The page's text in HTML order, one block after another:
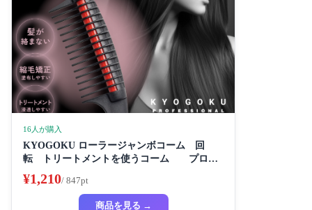
16人が購入
KYOGOKU ローラージャンボコーム 回
転 トリートメントを使うコーム プロ仕
様
¥1,210/ 847pt
商品を見る →